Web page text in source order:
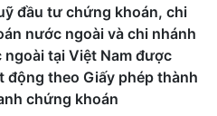
đầu tư chứng khoán, chi
nước ngoài và chi nhánh
tại Việt Nam được
động theo Giấy phép thành
chứng khoán